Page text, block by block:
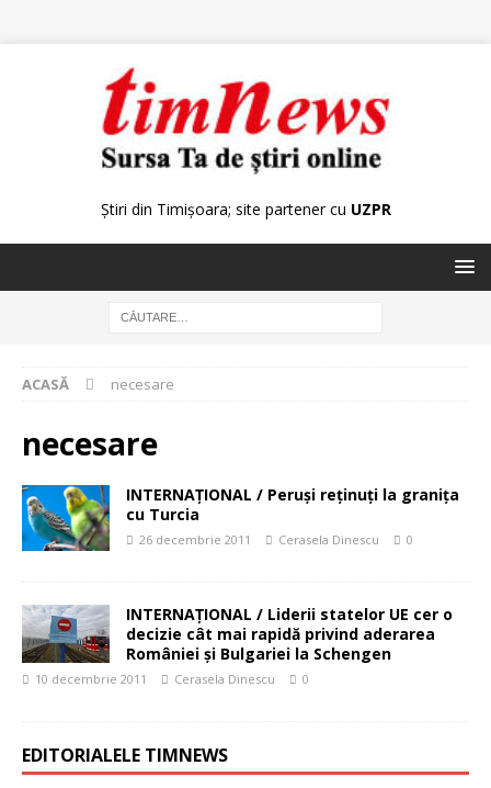
Știri din Timișoara; site partener cu UZPR
ACASĂ necesare
necesare
INTERNAŢIONAL / Peruşi reţinuţi la graniţa
cu Turcia
26 decembrie 2011 Cerasela Dinescu 0
INTERNAŢIONAL / Liderii statelor UE cer o
decizie cât mai rapidă privind aderarea
României şi Bulgariei la Schengen
10 decembrie 2011 Cerasela Dinescu 0
EDITORIALELE TIMNEWS